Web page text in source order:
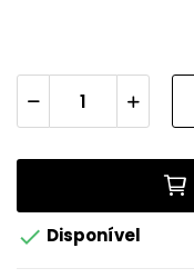
 Disponível